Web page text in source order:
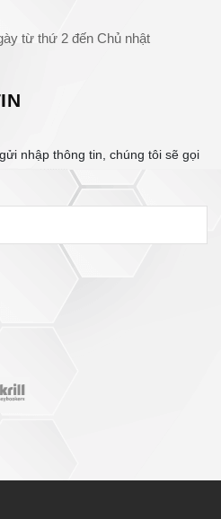
từ thứ 2 đến Chủ nhật
nhập thông tin, chúng tôi sẽ gọi